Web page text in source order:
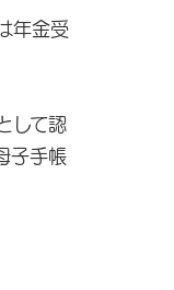
年金受
して認
子手帳